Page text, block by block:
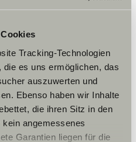
Tracking-Technologien
es uns ermöglichen, das
auszuwerten und
Ebenso haben wir Inhalte
die ihren Sitz in den
kein angemessenes
Garantien liegen für die